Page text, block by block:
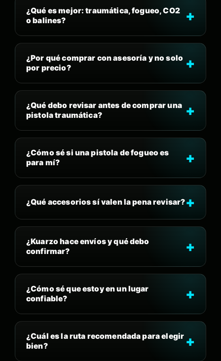
¿Qué es mejor: traumática, fogueo, CO2
o balines?
¿Por qué comprar con asesoría y no solo
por precio?
¿Qué debo revisar antes de comprar una
pistola traumática?
¿Cómo sé si una pistola de fogueo es
para mí?
¿Qué accesorios sí valen la pena revisar?
¿Kuarzo hace envíos y qué debo
confirmar?
¿Cómo sé que estoy en un lugar
confiable?
¿Cuál es la ruta recomendada para elegir
bien?